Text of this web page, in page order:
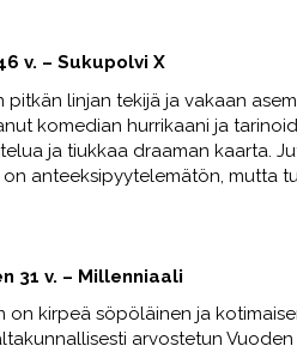
v. – Sukupolvi X
pitkän linjan tekijä ja vakaan
komedian hurrikaani ja
ja tiukkaa draaman kaarta.
anteeksipyytelemätön, mutta
31 v. – Millenniaali
on kirpeä söpöläinen ja
arvostetun